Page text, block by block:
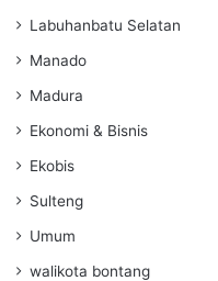
Labuhanbatu Selatan
Manado
Madura
Ekonomi & Bisnis
Ekobis
Sulteng
Umum
walikota bontang